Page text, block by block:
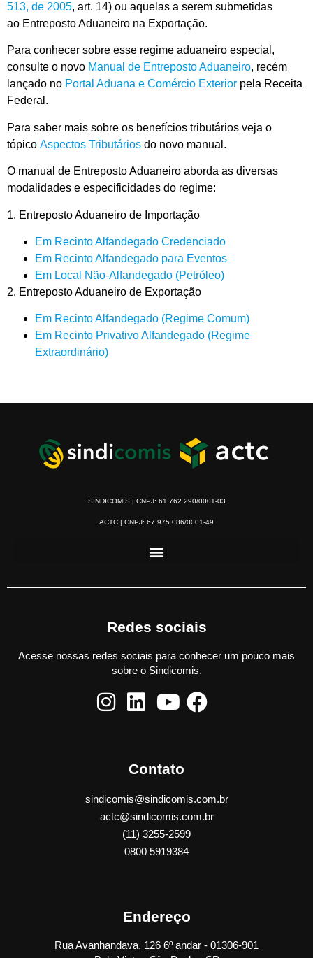
513, de 2005, art. 14) ou aquelas a serem submetidas
ao Entreposto Aduaneiro na Exportação.
Para conhecer sobre esse regime aduaneiro especial,
consulte o novo Manual de Entreposto Aduaneiro, recém
lançado no Portal Aduana e Comércio Exterior pela Receita
Federal.
Para saber mais sobre os benefícios tributários veja o
tópico Aspectos Tributários do novo manual.
O manual de Entreposto Aduaneiro aborda as diversas
modalidades e especificidades do regime:
1. Entreposto Aduaneiro de Importação
Em Recinto Alfandegado Credenciado
Em Recinto Alfandegado para Eventos
Em Local Não-Alfandegado (Petróleo)
2. Entreposto Aduaneiro de Exportação
Em Recinto Alfandegado (Regime Comum)
Em Recinto Privativo Alfandegado (Regime
Extraordinário)
SINDICOMIS | CNPJ: 61.762.290/0001-03
ACTC | CNPJ: 67.975.086/0001-49
Redes sociais
Acesse nossas redes sociais para conhecer um pouco mais
sobre o Sindicomis.
Contato
sindicomis@sindicomis.com.br
actc@sindicomis.com.br
(11) 3255-2599
0800 5919384
Endereço
Rua Avanhandava, 126 6º andar - 01306-901